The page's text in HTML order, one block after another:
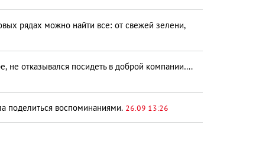
рядах можно найти все: от свежей зелени,
не отказывался посидеть в доброй компании….
поделиться воспоминаниями. 26.09 13:26